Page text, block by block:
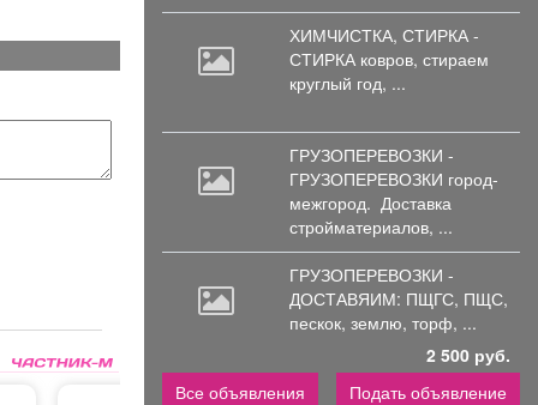
ХИМЧИСТКА, СТИРКА -
СТИРКА ковров, стираем
круглый год, ...
ГРУЗОПЕРЕВОЗКИ -
ГРУЗОПЕРЕВОЗКИ город-
межгород. Доставка
стройматериалов, ...
ГРУЗОПЕРЕВОЗКИ -
ДОСТАВЯИМ: ПЩГС, ПЩС,
пескок, землю, торф, ...
2 500 руб.
Все объявления
Подать объявление